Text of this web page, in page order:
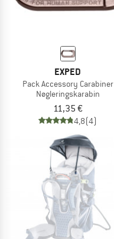
EXPED
Pack Accessory Carabiner
Nøgleringskarabin
11,35 €
4,8(4)